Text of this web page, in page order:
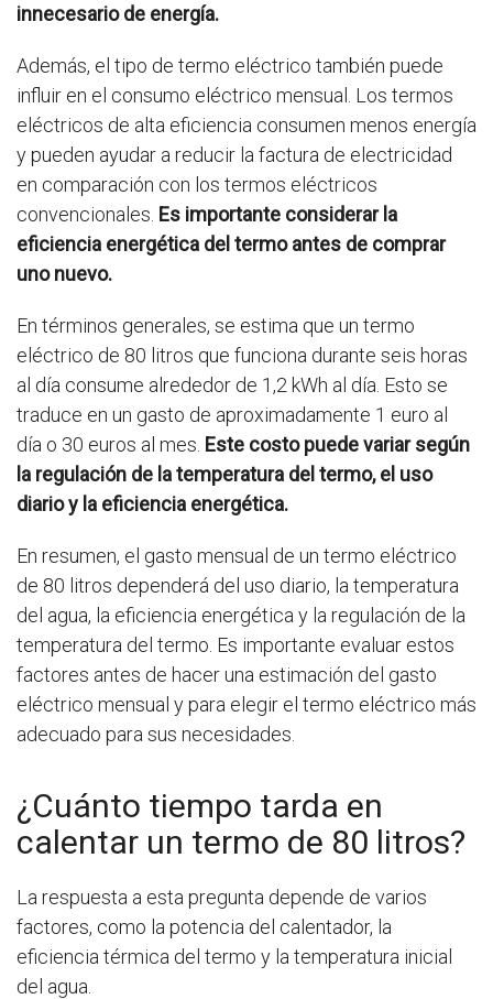
innecesario de energía.
Además, el tipo de termo eléctrico también puede
influir en el consumo eléctrico mensual. Los termos
eléctricos de alta eficiencia consumen menos energía
y pueden ayudar a reducir la factura de electricidad
en comparación con los termos eléctricos
convencionales. Es importante considerar la
eficiencia energética del termo antes de comprar
uno nuevo.
En términos generales, se estima que un termo
eléctrico de 80 litros que funciona durante seis horas
al día consume alrededor de 1,2 kWh al día. Esto se
traduce en un gasto de aproximadamente 1 euro al
día o 30 euros al mes. Este costo puede variar según
la regulación de la temperatura del termo, el uso
diario y la eficiencia energética.
En resumen, el gasto mensual de un termo eléctrico
de 80 litros dependerá del uso diario, la temperatura
del agua, la eficiencia energética y la regulación de la
temperatura del termo. Es importante evaluar estos
factores antes de hacer una estimación del gasto
eléctrico mensual y para elegir el termo eléctrico más
adecuado para sus necesidades.
¿Cuánto tiempo tarda en
calentar un termo de 80 litros?
La respuesta a esta pregunta depende de varios
factores, como la potencia del calentador, la
eficiencia térmica del termo y la temperatura inicial
del agua.